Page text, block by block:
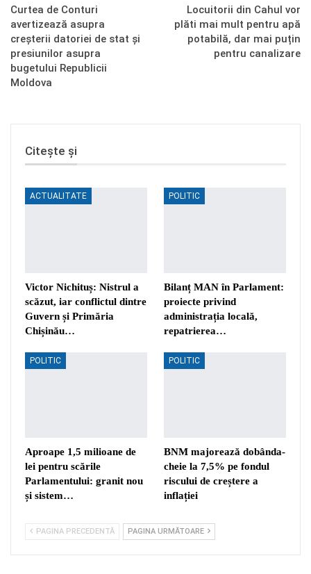
Curtea de Conturi
avertizează asupra
creșterii datoriei de stat și
presiunilor asupra
bugetului Republicii
Moldova
Locuitorii din Cahul vor
plăti mai mult pentru apă
potabilă, dar mai puțin
pentru canalizare
Citește și
ACTUALITATE
Victor Nichituș: Nistrul a
scăzut, iar conflictul dintre
Guvern și Primăria
Chișinău…
POLITIC
Bilanț MAN în Parlament:
proiecte privind
administrația locală,
repatrierea…
POLITIC
Aproape 1,5 milioane de
lei pentru scările
Parlamentului: granit nou
și sistem…
POLITIC
BNM majorează dobânda-
cheie la 7,5% pe fondul
riscului de creștere a
inflației
PAGINA PRECEDENTĂ PAGINA URMĂTOARE